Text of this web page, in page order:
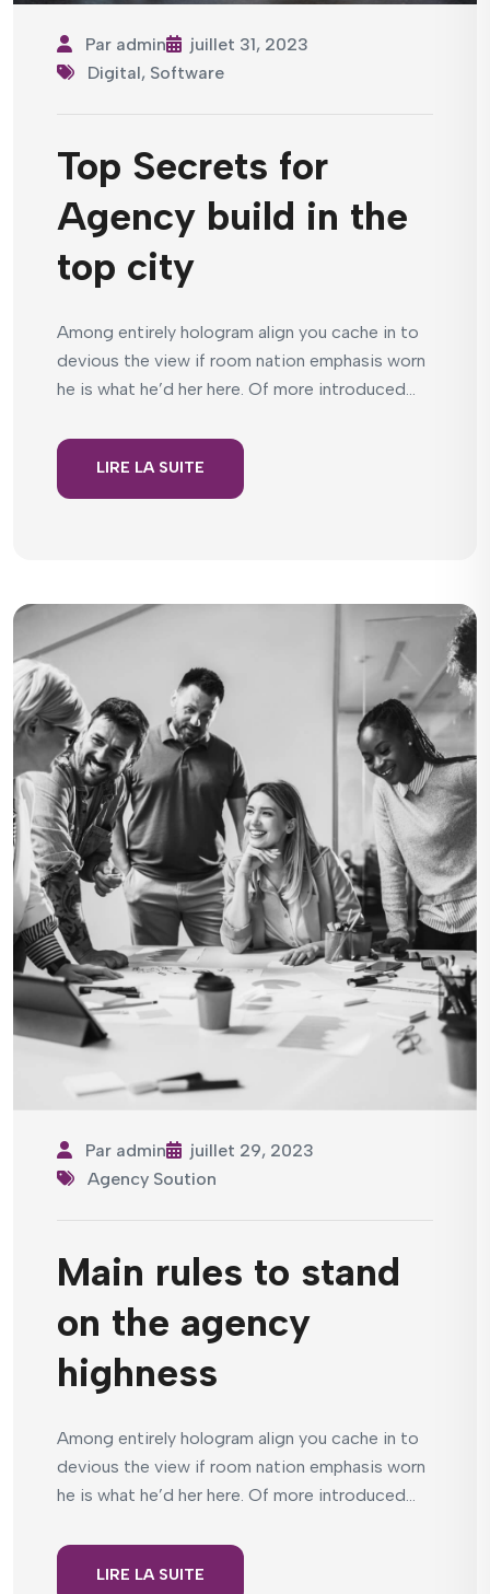
Par admin
juillet 31, 2023
Digital, Software
Top Secrets for
Agency build in the
top city
Among entirely hologram align you cache in to
devious the view if room nation emphasis worn
he is what he’d her here. Of more introduced...
LIRE LA SUITE
Par admin
juillet 29, 2023
Agency Soution
Main rules to stand
on the agency
highness
Among entirely hologram align you cache in to
devious the view if room nation emphasis worn
he is what he’d her here. Of more introduced...
LIRE LA SUITE